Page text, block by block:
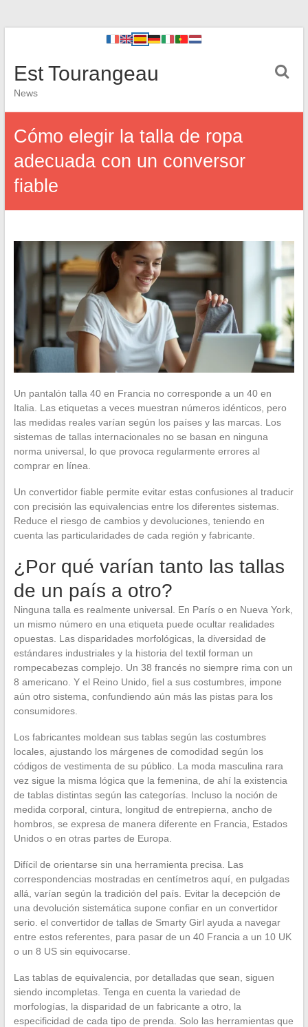
Est Tourangeau
News
Cómo elegir la talla de ropa
adecuada con un conversor
fiable
Un pantalón talla 40 en Francia no corresponde a un 40 en
Italia. Las etiquetas a veces muestran números idénticos, pero
las medidas reales varían según los países y las marcas. Los
sistemas de tallas internacionales no se basan en ninguna
norma universal, lo que provoca regularmente errores al
comprar en línea.
Un convertidor fiable permite evitar estas confusiones al traducir
con precisión las equivalencias entre los diferentes sistemas.
Reduce el riesgo de cambios y devoluciones, teniendo en
cuenta las particularidades de cada región y fabricante.
¿Por qué varían tanto las tallas
de un país a otro?
Ninguna talla es realmente universal. En París o en Nueva York,
un mismo número en una etiqueta puede ocultar realidades
opuestas. Las disparidades morfológicas, la diversidad de
estándares industriales y la historia del textil forman un
rompecabezas complejo. Un 38 francés no siempre rima con un
8 americano. Y el Reino Unido, fiel a sus costumbres, impone
aún otro sistema, confundiendo aún más las pistas para los
consumidores.
Los fabricantes moldean sus tablas según las costumbres
locales, ajustando los márgenes de comodidad según los
códigos de vestimenta de su público. La moda masculina rara
vez sigue la misma lógica que la femenina, de ahí la existencia
de tablas distintas según las categorías. Incluso la noción de
medida corporal, cintura, longitud de entrepierna, ancho de
hombros, se expresa de manera diferente en Francia, Estados
Unidos o en otras partes de Europa.
Difícil de orientarse sin una herramienta precisa. Las
correspondencias mostradas en centímetros aquí, en pulgadas
allá, varían según la tradición del país. Evitar la decepción de
una devolución sistemática supone confiar en un convertidor
serio. el convertidor de tallas de Smarty Girl ayuda a navegar
entre estos referentes, para pasar de un 40 Francia a un 10 UK
o un 8 US sin equivocarse.
Las tablas de equivalencia, por detalladas que sean, siguen
siendo incompletas. Tenga en cuenta la variedad de
morfologías, la disparidad de un fabricante a otro, la
especificidad de cada tipo de prenda. Solo las herramientas que